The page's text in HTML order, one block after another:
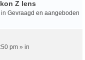
Z lens
Gevraagd en aangeboden
pm » in